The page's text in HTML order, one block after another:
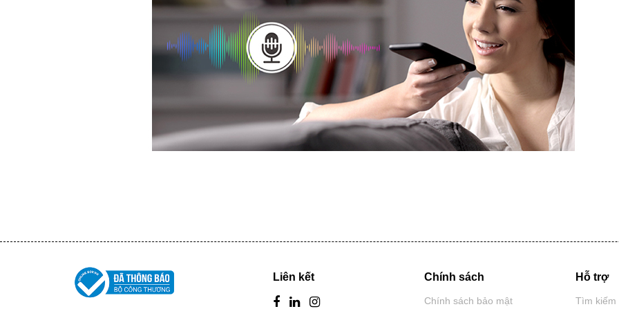
Liên kết Chính sách
Chính sách bảo mật
Hỗ trợ
Tìm kiếm